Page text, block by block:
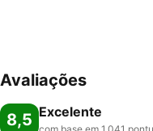
Avaliações
8,5 Excelente